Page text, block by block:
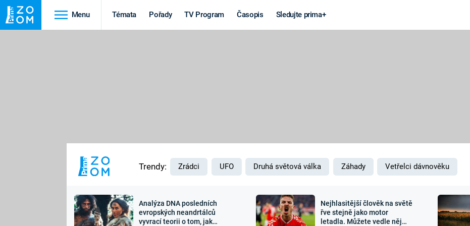
Menu Témata Pořady TV Program Časopis Sledujte prima+
MARS
Výročí
Záhady a
Zajímavosti
Trendy: Zrádci UFO Druhá světová válka Záhady Vetřelci dávnověku
Analýza DNA posledních
evropských neandrtálců
vyvrací teorii o tom, jak
Nejhlasitější člověk na světě
řve stejně jako motor
letadla. Můžete vedle něj